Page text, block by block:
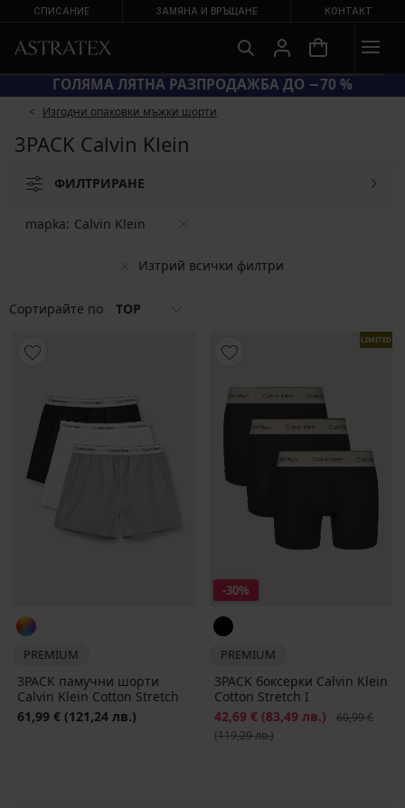
СПИСАНИЕ ЗАМЯНА И ВРЪЩАНЕ КОНТАКТ
ГОЛЯМА ЛЯТНА РАЗПРОДАЖБА ДО −70 %
Изгодни опаковки мъжки шорти
3PACK Calvin Klein
ФИЛТРИРАНЕ
Изтрий всички филтри
mapka: Calvin Klein
Сортирайте по TOP
PREMIUM
3PACK памучни шорти
Calvin Klein Cotton Stretch
61,99 € (121,24 лв.)
LIMITED
-30%
PREMIUM
3PACK боксерки Calvin Klein
Cotton Stretch I
Намаление
42,69 € (83,49 лв.)
60,99 €
(119,29 лв.)